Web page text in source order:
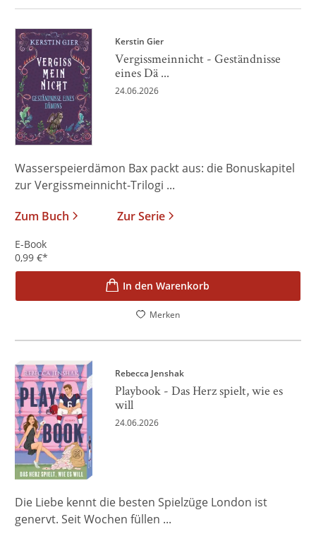
Kerstin Gier
Vergissmeinnicht - Geständnisse
eines Dä ...
24.06.2026
Wasserspeierdämon Bax packt aus: die Bonuskapitel
zur Vergissmeinnicht-Trilogi ...
Zum Buch
Zur Serie
E-Book
0,99 €*
In den Warenkorb
Merken
Rebecca Jenshak
Playbook - Das Herz spielt, wie es
will
24.06.2026
Die Liebe kennt die besten Spielzüge London ist
genervt. Seit Wochen füllen ...